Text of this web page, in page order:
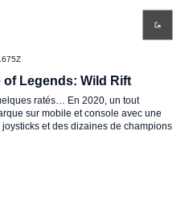
of Legends: Wild Rift
ratés… En 2020, un tout
sur mobile et console avec une
et des dizaines de champions